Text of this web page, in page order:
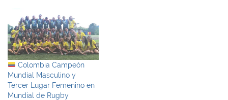
Colombia Campeón
Mundial Masculino y
Tercer Lugar Femenino en
Mundial de Rugby